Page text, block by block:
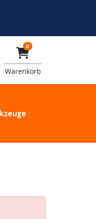
0
Warenkorb